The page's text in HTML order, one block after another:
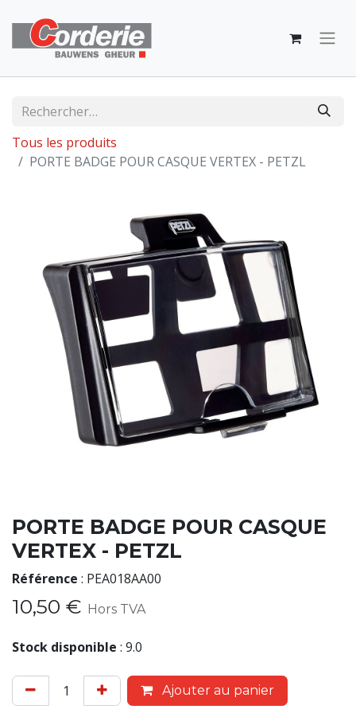
Tous les produits
PORTE BADGE POUR CASQUE VERTEX - PETZL
PORTE BADGE POUR CASQUE
VERTEX - PETZL
Référence : PEA018AA00
10,50 € Hors TVA
Stock disponible : 9.0
Ajouter au panier